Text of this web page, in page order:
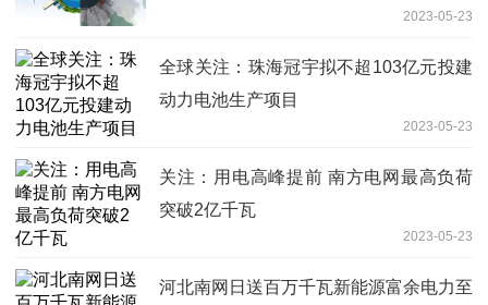
2023-05-23
全球关注：珠海冠宇拟不超103亿元投建
动力电池生产项目
2023-05-23
关注：用电高峰提前 南方电网最高负荷
突破2亿千瓦
2023-05-23
河北南网日送百万千瓦新能源富余电力至